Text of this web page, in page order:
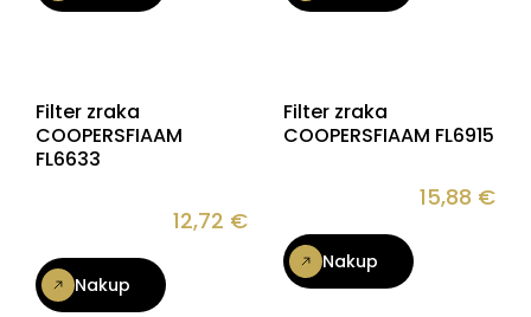
Filter zraka
COOPERSFIAAM
FL6633
12,72 €
Nakup
Filter zraka
COOPERSFIAAM FL6915
15,88 €
Nakup